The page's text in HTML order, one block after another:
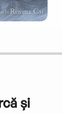
și